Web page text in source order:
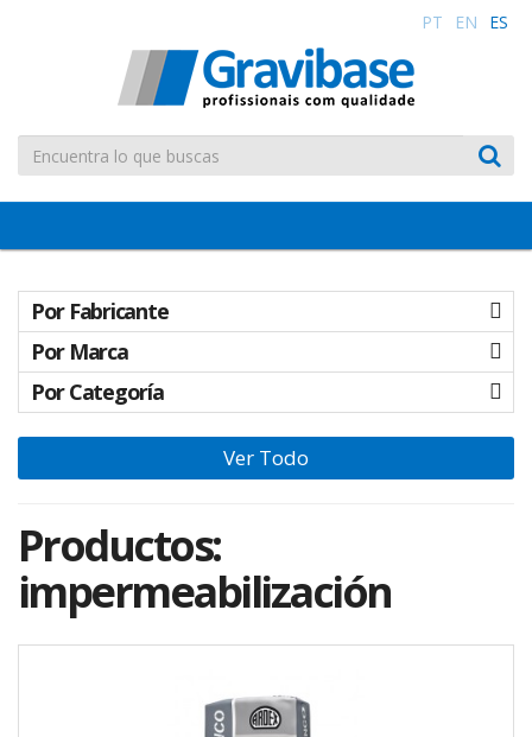
PT EN ES
Por Fabricante
Por Marca
Por Categoría
Ver Todo
Productos:
impermeabilización